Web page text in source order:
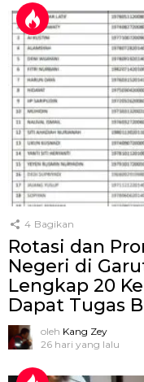
4 Bagikan
Rotasi dan
Negeri di
Lengkap 20
Dapat Tugas
oleh Kang Zey
26 hari yang lalu